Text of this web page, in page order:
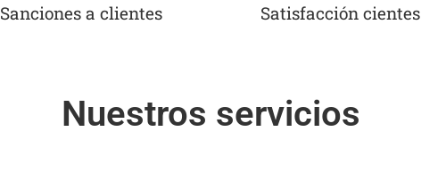
Sanciones a clientes Satisfacción cientes
Nuestros servicios